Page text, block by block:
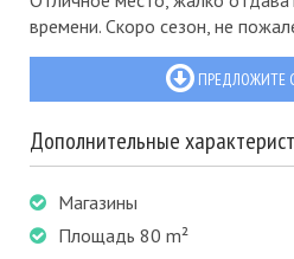
времени. Скоро сезон, не
ПРЕДЛОЖИТЕ
Дополнительные
Магазины
Площадь 80 m²